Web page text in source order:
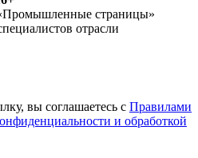
страницы»
отрасли
вы соглашаетесь с Правилами
и обработкой